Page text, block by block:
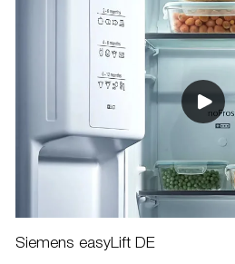
Siemens easyLift DE